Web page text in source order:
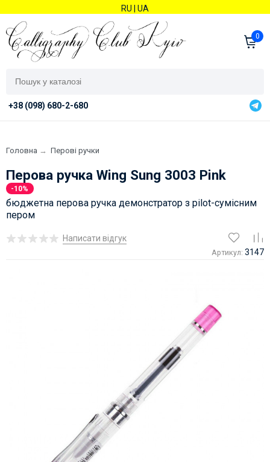
RU UA
0
+38 (098) 680-2-680
Головна → Перові ручки
Перова ручка Wing Sung 3003 Pink
-10%
бюджетна перова ручка демонстратор з pilot-сумісним
пером
Написати відгук
Артикул: 3147